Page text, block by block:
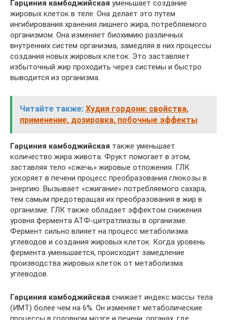
Гарциния камбоджийская уменьшает создание
жировых клеток в теле. Она делает это путем
ингибирования хранения лишнего жира, потребляемого
организмом. Она изменяет биохимию различных
внутренних систем организма, замедляя в них процессы
создания новых жировых клеток. Это заставляет
избыточный жир проходить через системы и быстро
выводится из организма.
Читайте также: Худия гордони: свойства,
применение, дозировка, побочные эффекты
Гарциния камбоджийская также уменьшает
количество жира живота. Фрукт помогает в этом,
заставляя тело «сжечь» жировые отложения. ГЛК
ускоряет в печени процесс преобразования глюкозы в
энергию. Вызывает «сжигание» потребляемого сахара,
тем самым предотвращая их преобразования в жир в
организме. ГЛК также обладает эффектом снижения
уровня фермента АТФ-цитратлиазы в организме.
Фермент сильно влияет на процесс метаболизма
углеводов и создания жировых клеток. Когда уровень
фермента уменьшается, происходит замедление
производства жировых клеток от метаболизма
углеводов.
Гарциния камбоджийская снижает индекс массы тела
(ИМТ) более чем на 6%. Он изменяет метаболические